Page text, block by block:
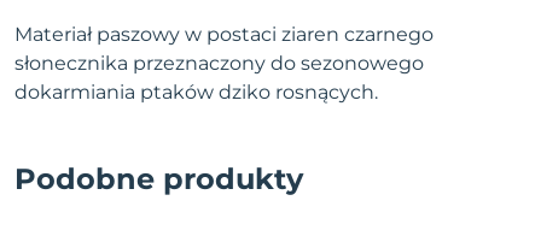
Materiał paszowy w postaci ziaren czarnego
słonecznika przeznaczony do sezonowego
dokarmiania ptaków dziko rosnących.
Podobne produkty